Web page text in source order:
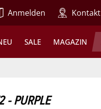
Anmelden Kontakt
SALE MAGAZIN
- PURPLE